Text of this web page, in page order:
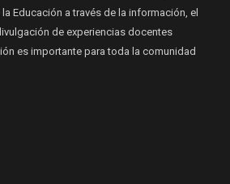
Educación a través de la información, el
de experiencias docentes
es importante para toda la comunidad